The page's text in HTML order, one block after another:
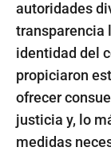
autoridades
transparencia
identidad del
propiciaron
ofrecer
justicia y, lo
medidas